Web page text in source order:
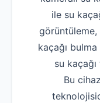
ile su
görüntüleme,
kaçağı
su
Bu